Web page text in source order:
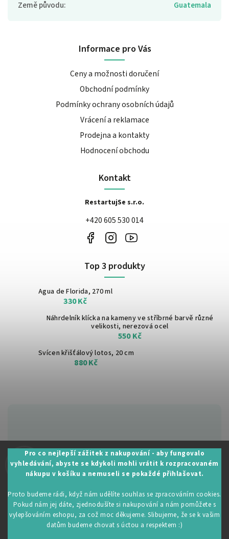
Pro co nejlepší zážitek z nakupování - aby fungovalo
vyhledávání, abyste se kdykoli mohli vrátit k rozpracovaném
nákupu v košíku a nemuseli se pokaždé přihlašovat.
Proto budeme rádi, když nám udělíte souhlas se zpracováním cookies.
Pokud nám jej dáte, zjednodušíte si nakupování a nám pomůžete s
vylepšováním eshopu, za což moc děkujeme. Slibujeme, že se k vašim
datům budeme chovat s úctou a respektem :)
Země původu: Guatemala
Zákaznická podpora:
+420 605 530 014
Informace pro Vás
Ceny a možnosti doručení
Obchodní podmínky
Podmínky ochrany osobních údajů
Vrácení a reklamace
Prodejna a kontakty
Hodnocení obchodu
Kontakt
RestartujSe s.r.o.
+420 605 530 014
Top 3 produkty
Agua de Florida, 270 ml
330 Kč
Náhrdelník klícka na kameny ve stříbrné barvě různé
velikosti, nerezová ocel
550 Kč
Svícen křišťálový lotos, 20 cm
880 Kč